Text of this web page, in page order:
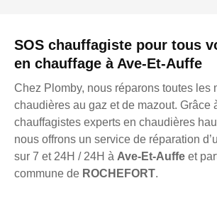
SOS chauffagiste pour tous
en chauffage à Ave-Et-Auffe
Chez Plomby, nous réparons toutes les
chaudières au gaz et de mazout. Grâce
chauffagistes experts en chaudières
nous offrons un service de réparation
sur 7 et 24H / 24H à Ave-Et-Auffe et
commune de ROCHEFORT.